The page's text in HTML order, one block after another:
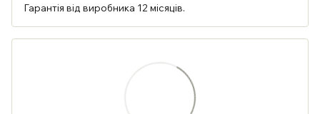
Гарантія від виробника 12 місяців.